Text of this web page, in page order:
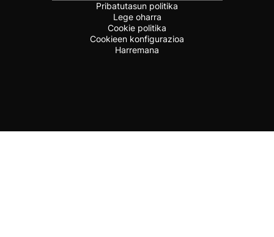
Pribatutasun politika
Lege oharra
Cookie politika
Cookieen konfigurazioa
Harremana